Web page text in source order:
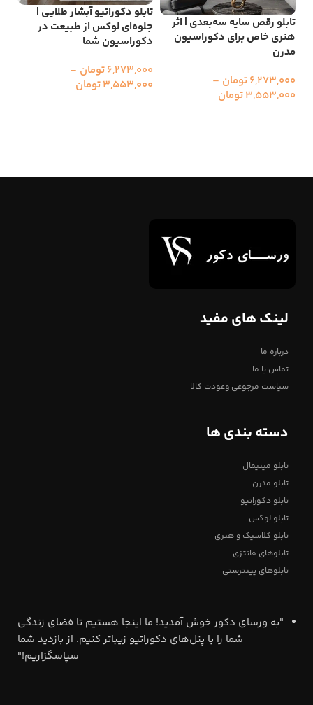
تابلو رقص سایه سه‌بعدی | اثر
هنری خاص برای دکوراسیون
مدرن
6,273,000تومان –
3,553,000تومان
تابلو دکوراتیو آبشار طلایی |
جلوه‌ای لوکس از طبیعت در
دکوراسیون شما
6,273,000تومان –
3,553,000تومان
لینک های مفید
درباره ما
تماس با ما
سیاست مرجوعی وعودت کالا
دسته بندی ها
تابلو مینیمال
تابلو مدرن
تابلو دکوراتیو
تابلو لوکس
تابلو کلاسیک و هنری
تابلوهای فانتزی
تابلوهای پینترستی
"به ورسای دکور خوش آمدید! ما اینجا هستیم تا فضای زندگی
شما را با پنل‌های دکوراتیو زیباتر کنیم. از بازدید شما
سپاسگزاریم!"